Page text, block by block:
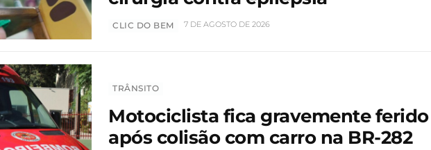
CLIC DO BEM 7 DE AGOSTO DE 2026
TRÂNSITO
Motociclista fica gravemente ferido
após colisão com carro na BR-282